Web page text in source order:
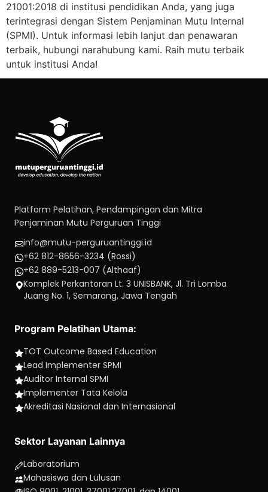
21001:2018 di institusi pendidikan Anda, yang juga
terintegrasi dengan Sistem Penjaminan Mutu Internal
(SPMI). Untuk informasi lebih lanjut dan penawaran
terbaik, hubungi narahubung kami. Raih mutu terbaik
untuk institusi Anda!
Platform Pelatihan, Pendampingan dan Mitra
Penjaminan Mutu Perguruan Tinggi
info@mutu-perguruantinggi.id
+62 812-8656-3234 (Rossi)
+62 889-5213-007 (Althaaf)
Komplek Perkantoran Lt. 3 UNISBANK, Jl. Tri Lomba
Juang No. 1, Semarang, Jawa Tengah
Program Pelatihan Utama:
TOT Outcome Based Education
Lead Implementer SPMI
Auditor Internal SPMI
Implementer Tata Kelola
Akreditasi Nasional dan Internasional
Sektor Layanan Lainnya
Laboratorium
Mahasiswa dan Lulusan